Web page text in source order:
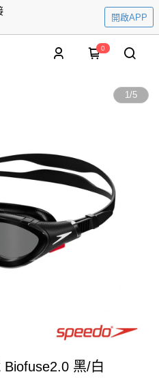
開啟APP
0
1/5
黑/白